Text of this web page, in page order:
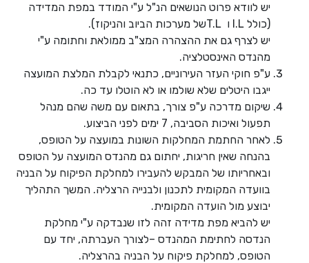
יש לוודא פרוט הנושאים הנ"ל ע"י המודד במפת המדידה
(כולל I.L ו T.Lשל מערכות הביוב והניקוז).
יש לצרף גם את ההצהרה המצ"ב ממולאת וחתומה ע"י
מהנדס האינסטלציה.
ע"פ חוקי העזר העירוניים, כתנאי לקבלת המלצת המועצה
ייגבו היטלים שלא שולמו או לא הוטלו עד כה.
שיקום מדרכה ע"פ צורך, בתאום עם משה שהם מנהל
תפעול ואיכות הסביבה, 7 ימים לפני הביצוע.
לאחר החתמת המחלקות השונות במועצה על הטופס,
בהנחה שאין חריגות, יחתום גם מהנדס המועצה על הטופס
ובאחריותו של המבקש להעבירו למחלקת הפיקוח על הבניה
בוועדה המקומית לתכנון ולבנייה הרצליה. המשך התהליך
יבוצע מול הועדה המקומית.
יש להביא מפת מדידה זהה לזו שנבדקה ע"י מחלקת
הנדסה לחתימת המהנדס –לצורך העברתה, יחד עם
הטופס, למחלקת פיקוח על הבניה בהרצליה.